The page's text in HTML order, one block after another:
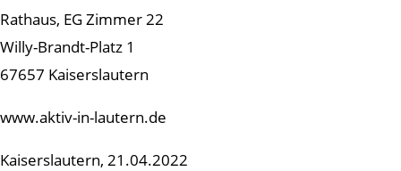
Rathaus, EG Zimmer 22
Willy-Brandt-Platz 1
67657 Kaiserslautern
www.aktiv-in-lautern.de
Kaiserslautern, 21.04.2022